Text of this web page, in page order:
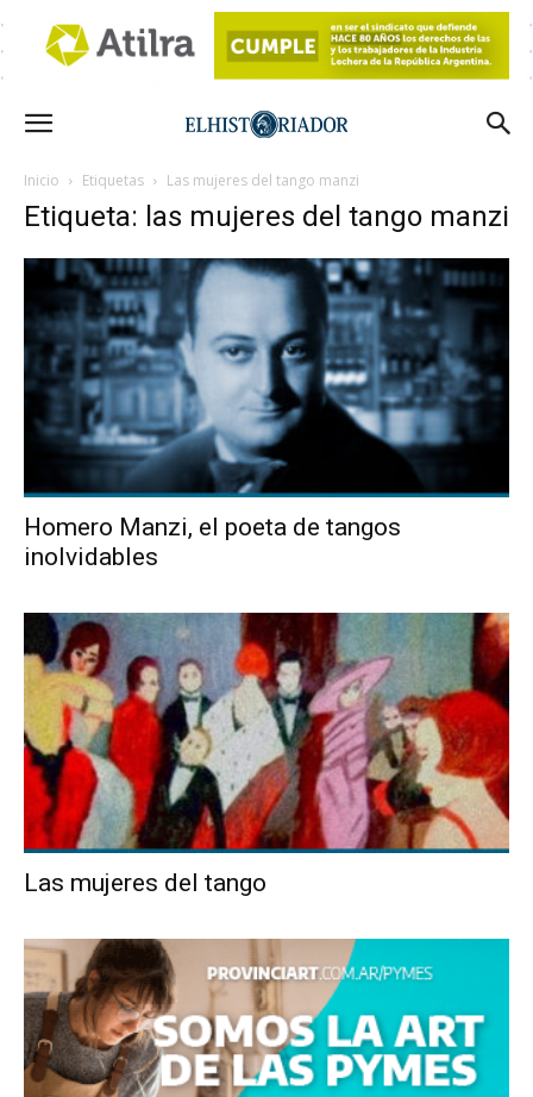
Inicio Etiquetas Las mujeres del tango manzi
Etiqueta: las mujeres del tango manzi
Homero Manzi, el poeta de tangos
inolvidables
Las mujeres del tango